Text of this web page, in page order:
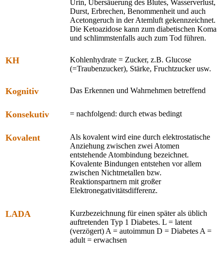
Urin, Übersäuerung des Blutes, Wasserverlust,
Durst, Erbrechen, Benommenheit und auch
Acetongeruch in der Atemluft gekennzeichnet.
Die Ketoazidose kann zum diabetischen Koma
und schlimmstenfalls auch zum Tod führen.
KH
Kohlenhydrate = Zucker, z.B. Glucose
(=Traubenzucker), Stärke, Fruchtzucker usw.
Kognitiv Das Erkennen und Wahrnehmen betreffend
Konsekutiv = nachfolgend: durch etwas bedingt
Kovalent
Als kovalent wird eine durch elektrostatische
Anziehung zwischen zwei Atomen
entstehende Atombindung bezeichnet.
Kovalente Bindungen entstehen vor allem
zwischen Nichtmetallen bzw.
Reaktionspartnern mit großer
Elektronegativitätsdifferenz.
LADA
Kurzbezeichnung für einen später als üblich
auftretenden Typ 1 Diabetes. L = latent
(verzögert) A = autoimmun D = Diabetes A =
adult = erwachsen